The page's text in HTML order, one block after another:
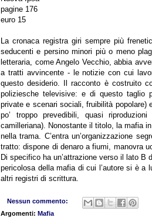
pagine 176
euro 15
La cronaca registra giri sempre più
seducenti e persino minori più o meno
letteraria, come Angelo Vecchio, abbia
a tratti avvincente - le notizie con cui
questo desiderio. Il racconto è costruito
poliziesche televisive: e di questo taglio
private e scenari sociali, fruibilità
po’ troppo prevedibili, quasi
camilleriana). Nonostante il titolo, la mafia
nella trama. C’entra un’organizzazione
tratto: dispone di denaro a fiumi, manovra
Di specifico ha un’attrazione verso il lato
pericolosa della mafia di cui l’autore si è
altri registri di scrittura.
Nessun commento:
Argomenti: Mafia